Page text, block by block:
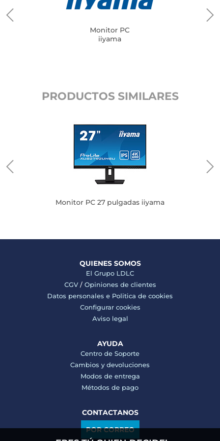
Monitor PC
iiyama
PRODUCTOS SIMILARES
Monitor PC 27 pulgadas iiyama
QUIENES SOMOS
El Grupo LDLC
CGV/ Opiniones de clientes
Datos personales e Politica de cookies
Configurar cookies
Aviso legal
AYUDA
Centro de Soporte
Cambios y devoluciones
Modos de entrega
Métodos de pago
CONTACTANOS
POR CORREO